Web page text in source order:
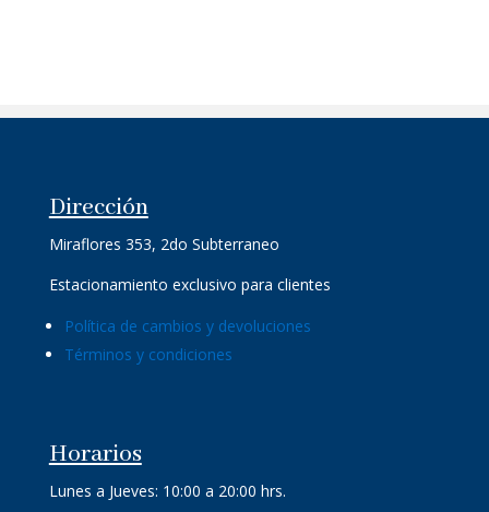
Dirección
Miraflores 353, 2do Subterraneo
Estacionamiento exclusivo para clientes
Política de cambios y devoluciones
Términos y condiciones
Horarios
Lunes a Jueves: 10:00 a 20:00 hrs.